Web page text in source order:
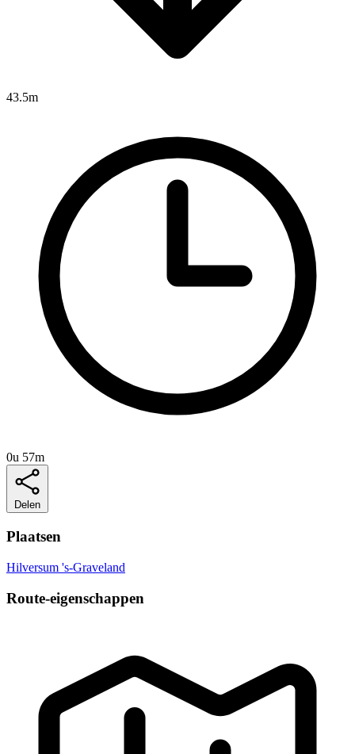
43.5m
0u 57m
Delen
Plaatsen
Hilversum 's-Graveland
Route-eigenschappen